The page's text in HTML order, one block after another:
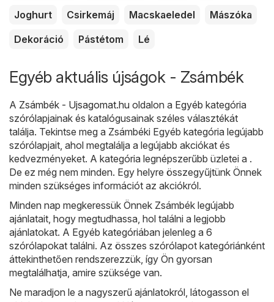
Joghurt
Csirkemáj Macskaeledel
Mászóka
Dekoráció
Pástétom Lé
Egyéb aktuális újságok - Zsámbék
A Zsámbék - Ujsagomat.hu oldalon a Egyéb kategória
szórólapjainak és katalógusainak széles választékát
találja. Tekintse meg a Zsámbéki Egyéb kategória legújabb
szórólapjait, ahol megtalálja a legújabb akciókat és
kedvezményeket. A kategória legnépszerűbb üzletei a .
De ez még nem minden. Egy helyre összegyűjtünk Önnek
minden szükséges információt az akciókról.
Minden nap megkeressük Önnek Zsámbék legújabb
ajánlatait, hogy megtudhassa, hol találni a legjobb
ajánlatokat. A Egyéb kategóriában jelenleg a 6
szórólapokat találni. Az összes szórólapot kategóriánként
áttekinthetően rendszerezzük, így Ön gyorsan
megtalálhatja, amire szüksége van.
Ne maradjon le a nagyszerű ajánlatokról, látogasson el